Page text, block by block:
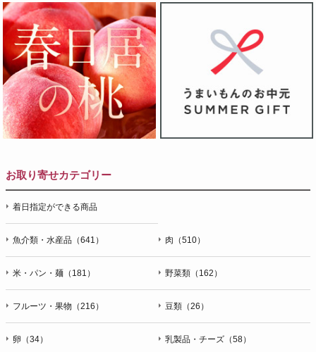
お取り寄せカテゴリー
着日指定ができる商品
魚介類・水産品（641） 肉（510）
米・パン・麺（181） 野菜類（162）
フルーツ・果物（216） 豆類（26）
卵（34） 乳製品・チーズ（58）